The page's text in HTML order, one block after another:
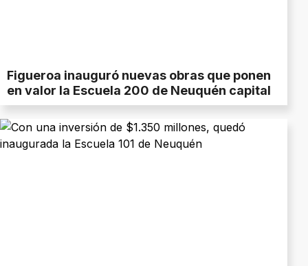
Figueroa inauguró nuevas obras que ponen
en valor la Escuela 200 de Neuquén capital